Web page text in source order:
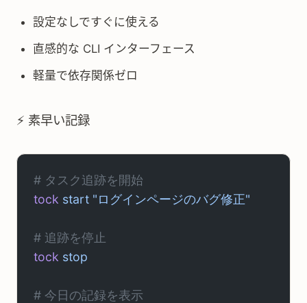
設定なしですぐに使える
直感的な CLI インターフェース
軽量で依存関係ゼロ
⚡ 素早い記録
# タスク追跡を開始
tock start "ログインページのバグ修正"
# 追跡を停止
tock stop
# 今日の記録を表示